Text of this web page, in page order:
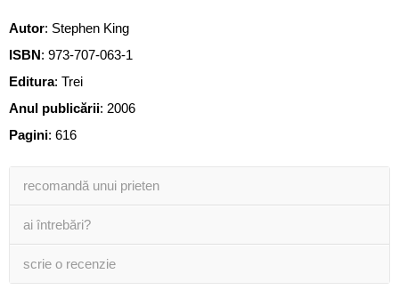
Autor: Stephen King
ISBN: 973-707-063-1
Editura: Trei
Anul publicării: 2006
Pagini: 616
recomandă unui prieten
ai întrebări?
scrie o recenzie